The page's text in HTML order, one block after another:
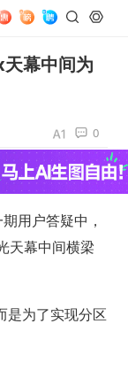
幕中间为
0
用户答疑中，
天幕中间横梁
是为了实现分区